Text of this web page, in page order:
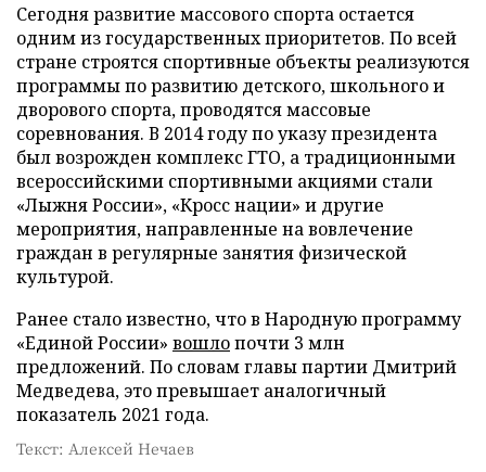
Сегодня развитие массового спорта остается
одним из государственных приоритетов. По всей
стране строятся спортивные объекты реализуются
программы по развитию детского, школьного и
дворового спорта, проводятся массовые
соревнования. В 2014 году по указу президента
был возрожден комплекс ГТО, а традиционными
всероссийскими спортивными акциями стали
«Лыжня России», «Кросс нации» и другие
мероприятия, направленные на вовлечение
граждан в регулярные занятия физической
культурой.
Ранее стало известно, что в Народную программу
«Единой России» вошлопочти 3 млн
предложений. По словам главы партии Дмитрий
Медведева, это превышает аналогичный
показатель 2021 года.
Текст: Алексей Нечаев